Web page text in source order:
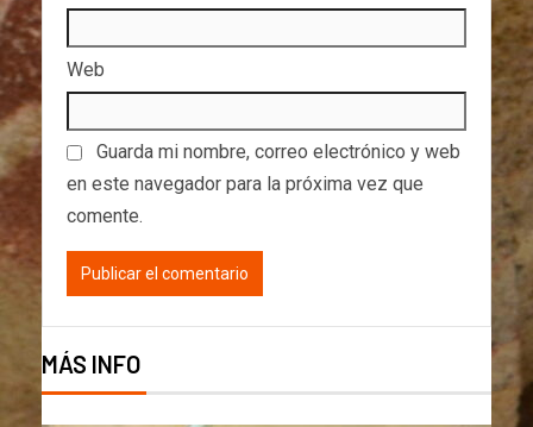
Web
Guarda mi nombre, correo electrónico y web
en este navegador para la próxima vez que
comente.
MÁS INFO